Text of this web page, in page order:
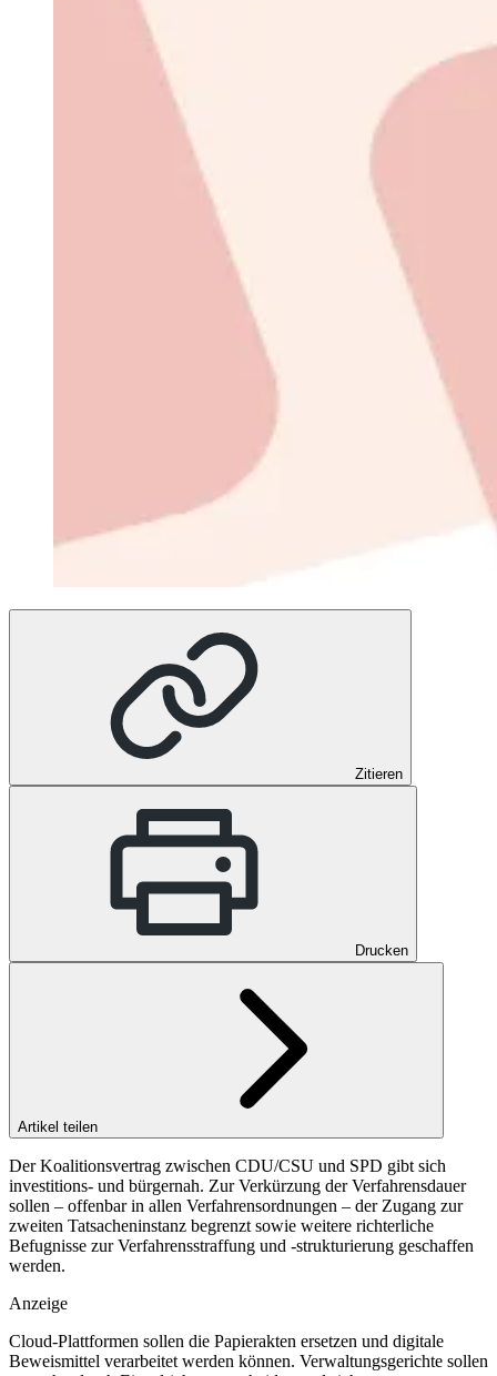
Zitieren
Drucken
Artikel teilen
Der Koalitionsvertrag zwischen CDU/CSU und SPD gibt sich
investitions- und bürgernah. Zur Verkürzung der Verfahrensdauer
sollen – offenbar in allen Verfahrensordnungen – der Zugang zur
zweiten Tatsacheninstanz begrenzt sowie weitere richterliche
Befugnisse zur Verfahrensstraffung und -strukturierung geschaffen
werden.
Anzeige
Cloud-Plattformen sollen die Papierakten ersetzen und digitale
Beweismittel verarbeitet werden können. Verwaltungsgerichte sollen